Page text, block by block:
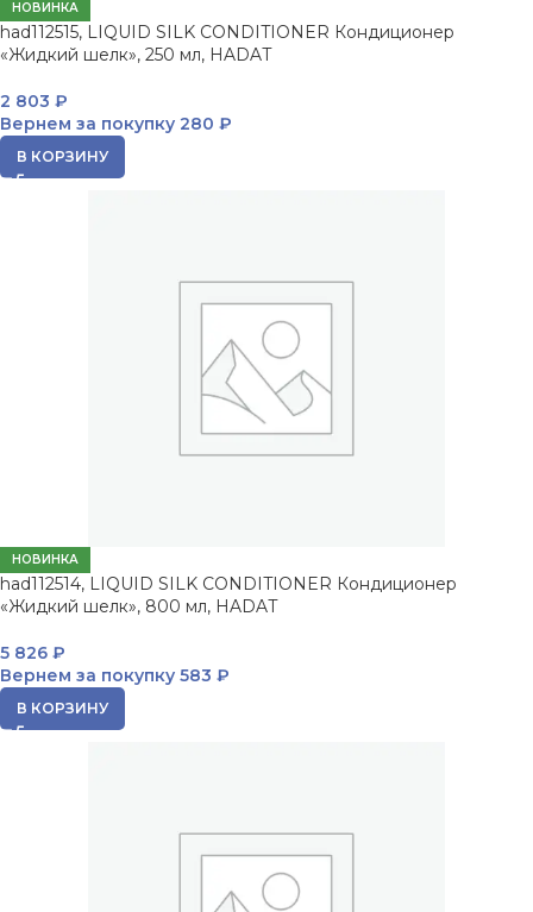
НОВИНКА
had112515, LIQUID SILK CONDITIONER Кондиционер
«Жидкий шелк», 250 мл, HADAT
2 803 ₽
Вернем за покупку 280 ₽
В КОРЗИНУ
НОВИНКА
had112514, LIQUID SILK CONDITIONER Кондиционер
«Жидкий шелк», 800 мл, HADAT
5 826 ₽
Вернем за покупку 583 ₽
В КОРЗИНУ